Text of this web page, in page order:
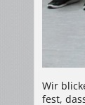
Wir
fest,